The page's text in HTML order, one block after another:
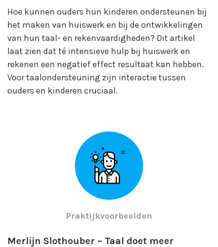
Hoe kunnen ouders hun kinderen ondersteunen bij
het maken van huiswerk en bij de ontwikkelingen
van hun taal- en rekenvaardigheden? Dit artikel
laat zien dat té intensieve hulp bij huiswerk en
rekenen een negatief effect resultaat kan hebben.
Voor taalondersteuning zijn interactie tussen
ouders en kinderen cruciaal.
Praktijkvoorbeelden
Merlijn Slothouber – Taal doet meer